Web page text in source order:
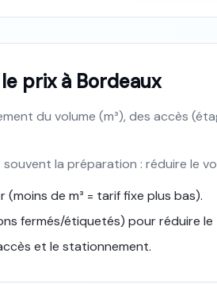
prix à Bordeaux
du volume (m³), des accès
la préparation : réduire le
(moins de m³ = tarif fixe plus bas).
fermés/étiquetés) pour réduire le
et le stationnement.